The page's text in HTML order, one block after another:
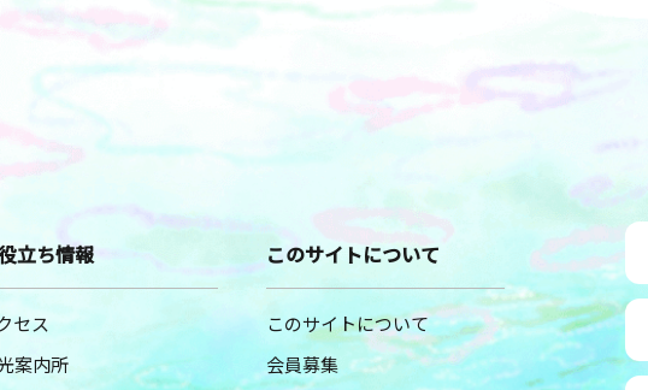
立ち情報
セス
案内所
このサイトについて
このサイトについて
会員募集